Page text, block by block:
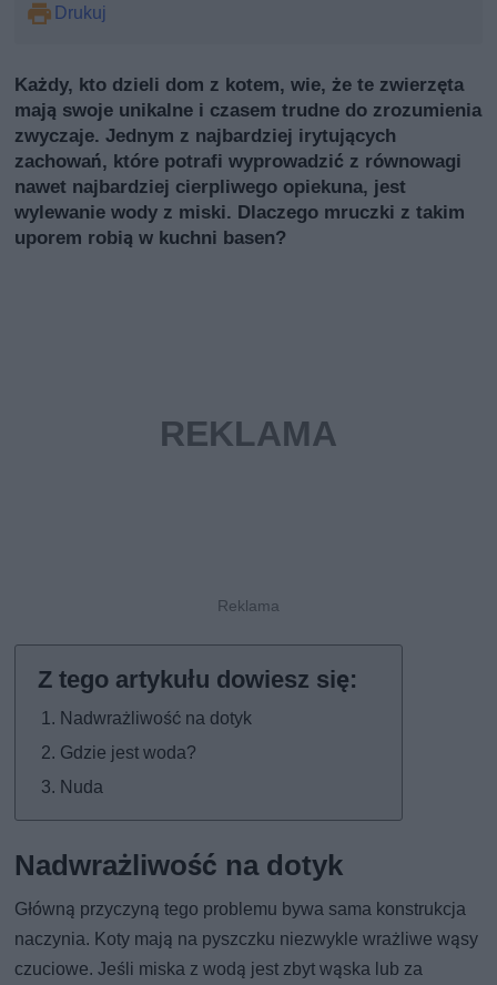
Drukuj
Każdy, kto dzieli dom z kotem, wie, że te zwierzęta
mają swoje unikalne i czasem trudne do zrozumienia
zwyczaje. Jednym z najbardziej irytujących
zachowań, które potrafi wyprowadzić z równowagi
nawet najbardziej cierpliwego opiekuna, jest
wylewanie wody z miski. Dlaczego mruczki z takim
uporem robią w kuchni basen?
Nadwrażliwość na dotyk
Gdzie jest woda?
Nuda
Nadwrażliwość na dotyk
Główną przyczyną tego problemu bywa sama konstrukcja
naczynia. Koty mają na pyszczku niezwykle wrażliwe wąsy
czuciowe. Jeśli miska z wodą jest zbyt wąska lub za